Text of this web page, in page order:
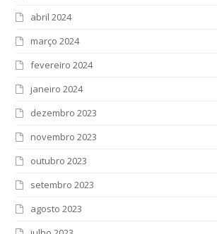
abril 2024
março 2024
fevereiro 2024
janeiro 2024
dezembro 2023
novembro 2023
outubro 2023
setembro 2023
agosto 2023